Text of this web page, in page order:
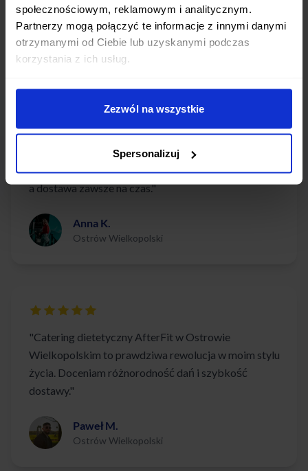
społecznościowym, reklamowym i analitycznym.
Partnerzy mogą połączyć te informacje z innymi danymi
otrzymanymi od Ciebie lub uzyskanymi podczas
korzystania z ich usług.
Zezwól na wszystkie
Spersonalizuj
Sprawdź, dlaczego nasi klienci polecają nasze usługi
"Mieszkanka Ostrowa Wielkopolskiego, długo
szukałam cateringu, który łączy zdrowie i wygodę.
AfterFit spełnił moje oczekiwania – posiłki są świeże,
a dostawa zawsze na czas."
Anna K.
Ostrów Wielkopolski
"Catering dietetyczny AfterFit w Ostrowie
Wielkopolskim to prawdziwa rewolucja w moim stylu
życia. Doceniam różnorodność dań i szybkość
dostawy."
Paweł M.
Ostrów Wielkopolski